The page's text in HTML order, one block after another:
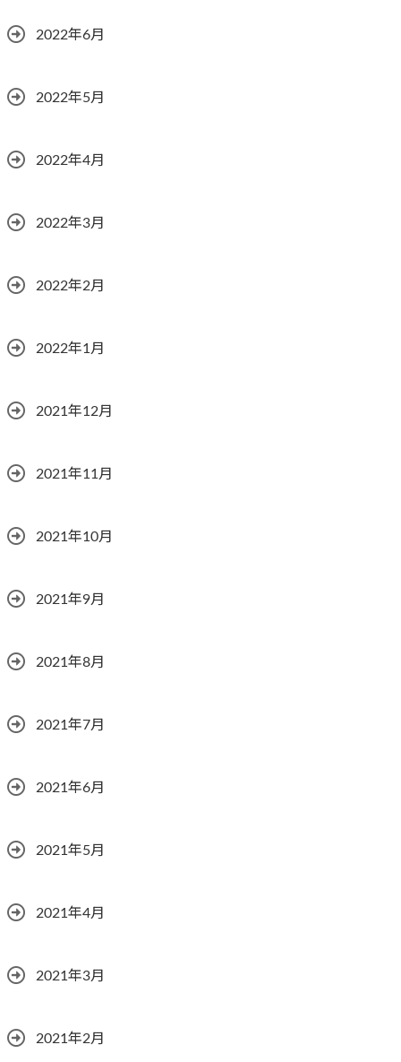
2022年6月
2022年5月
2022年4月
2022年3月
2022年2月
2022年1月
2021年12月
2021年11月
2021年10月
2021年9月
2021年8月
2021年7月
2021年6月
2021年5月
2021年4月
2021年3月
2021年2月